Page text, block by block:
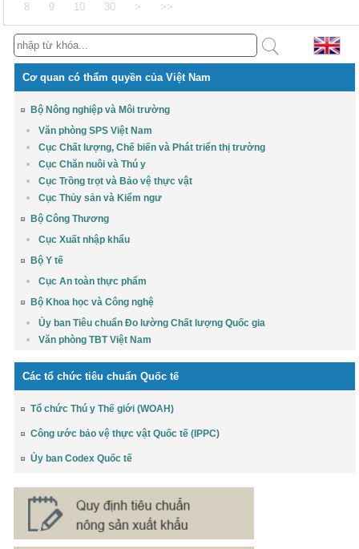
8 9 10 30 > >>
Cơ quan có thẩm quyền của Việt Nam
Bộ Nông nghiệp và Môi trường
Văn phòng SPS Việt Nam
Cục Chất lượng, Chế biến và Phát triển thị trường
Cục Chăn nuôi và Thú y
Cục Trồng trọt và Bảo vệ thực vật
Cục Thủy sản và Kiểm ngư
Bộ Công Thương
Cục Xuất nhập khẩu
Bộ Y tế
Cục An toàn thực phẩm
Bộ Khoa học và Công nghệ
Ủy ban Tiêu chuẩn Đo lường Chất lượng Quốc gia
Văn phòng TBT Việt Nam
Các tổ chức tiêu chuẩn Quốc tế
Tổ chức Thú y Thế giới (WOAH)
Công ước bảo vệ thực vật Quốc tế (IPPC)
Ủy ban Codex Quốc tế